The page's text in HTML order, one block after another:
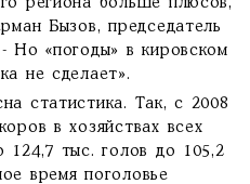
региона больше плюсов,
Бызов, председатель
Но «погоды» в кировском
не сделает».
статистика. Так, с 2008
в хозяйствах всех
124,7 тыс. голов до 105,2
время поголовье